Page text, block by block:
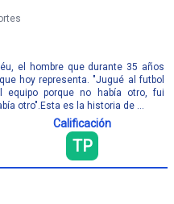
el hombre que durante 35 años
hoy representa. "Jugué al futbol
porque no había otro, fui
otro".Esta es la historia de ...
Calificación
TP